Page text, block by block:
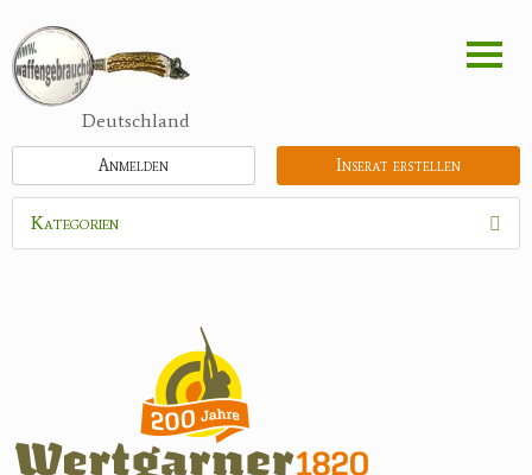
zum
Inhalt
Deutschland
Inserat erstellen
Anmelden
Kategorien
Zielfernrohre